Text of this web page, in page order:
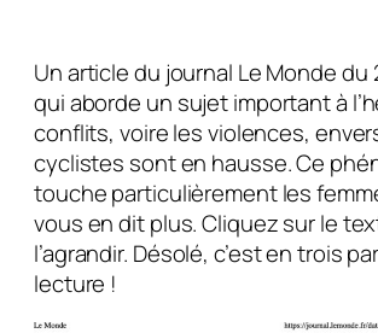
Un article du journal Le Monde du
qui aborde un sujet important à
conflits, voire les violences,
cyclistes sont en hausse. Ce
touche particulièrement les
vous en dit plus. Cliquez sur le
l’agrandir. Désolé, c’est en trois
lecture !